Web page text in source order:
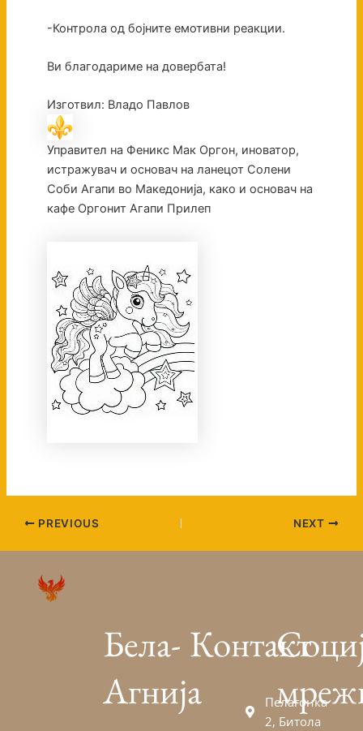
-Контрола од бојните емотивни реакции.
Ви благодариме на довербата!
Изготвил: Владо Павлов
Управител на Феникс Мак Оргон, иноватор,
истражувач и основач на ланецот Солени
Соби Агапи во Македонија, како и основач на
кафе Оргонит Агапи Прилеп
PREVIOUS NEXT
Бела-
Агнија
Контакт
Пелагонка
2, Битола